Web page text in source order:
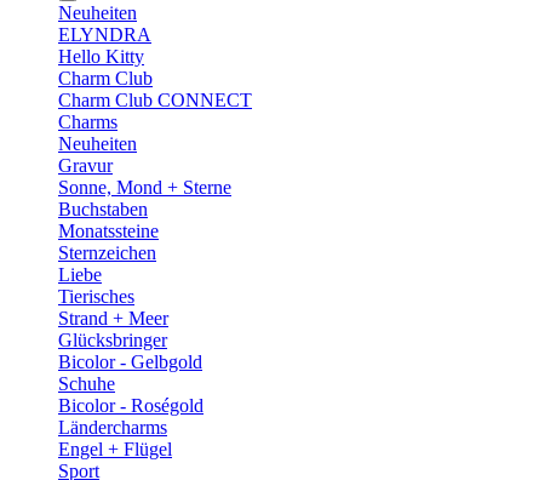
Neuheiten
ELYNDRA
Hello Kitty
Charm Club
Charm Club CONNECT
Charms
Neuheiten
Gravur
Sonne, Mond + Sterne
Buchstaben
Monatssteine
Sternzeichen
Liebe
Tierisches
Strand + Meer
Glücksbringer
Bicolor - Gelbgold
Schuhe
Bicolor - Roségold
Ländercharms
Engel + Flügel
Sport